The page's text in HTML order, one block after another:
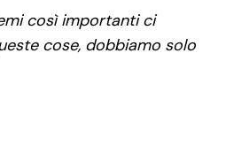
così importanti ci
cose, dobbiamo solo